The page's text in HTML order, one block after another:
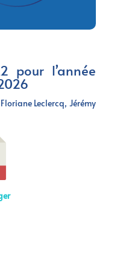
pour l’année
Leclercq, Jérémy